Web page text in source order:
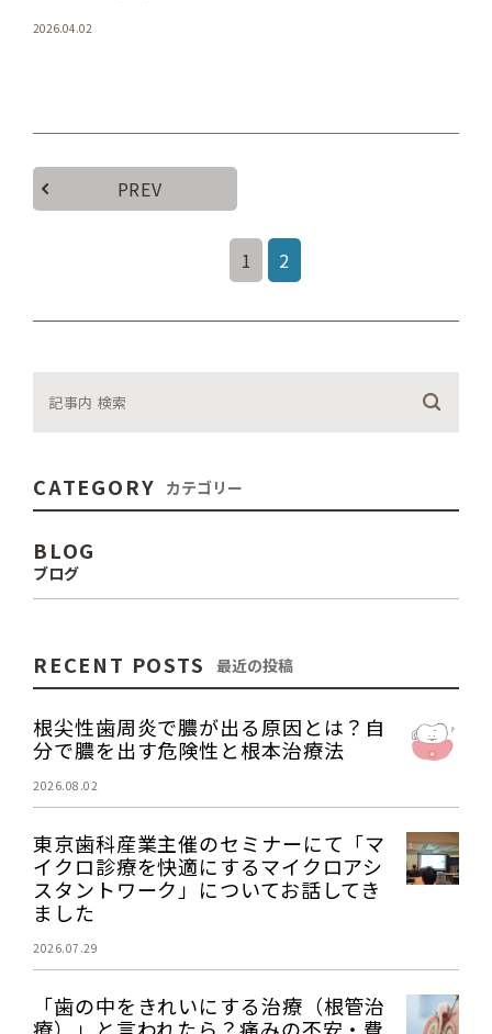
2026.04.02
PREV
1 2
CATEGORY カテゴリー
BLOG
ブログ
RECENT POSTS 最近の投稿
根尖性歯周炎で膿が出る原因とは？自
分で膿を出す危険性と根本治療法
2026.08.02
東京歯科産業主催のセミナーにて「マ
イクロ診療を快適にするマイクロアシ
スタントワーク」についてお話してき
ました
2026.07.29
「歯の中をきれいにする治療（根管治